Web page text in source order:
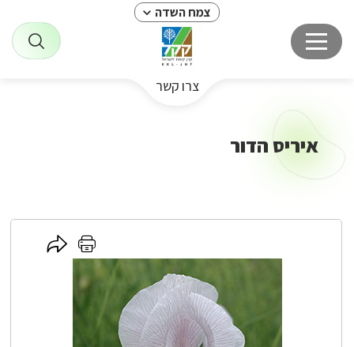
צמח השדה
צרו קשר
איריס הדור
לחץ
לחץ
כאן
לשיתוף